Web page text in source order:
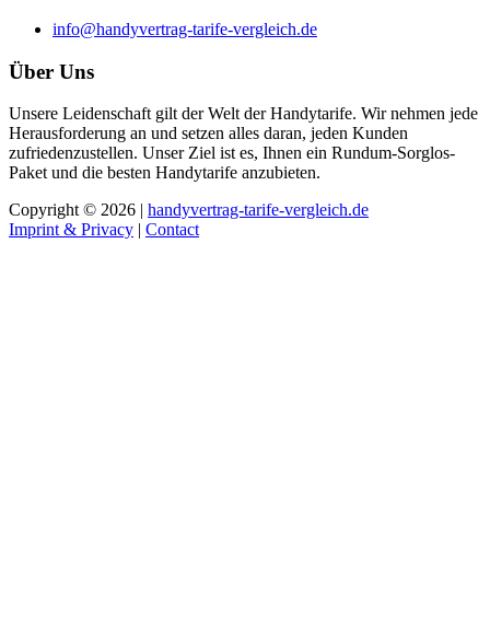
info@handyvertrag-tarife-vergleich.de
Über Uns
Unsere Leidenschaft gilt der Welt der Handytarife. Wir nehmen jede
Herausforderung an und setzen alles daran, jeden Kunden
zufriedenzustellen. Unser Ziel ist es, Ihnen ein Rundum-Sorglos-
Paket und die besten Handytarife anzubieten.
Copyright © 2026 | handyvertrag-tarife-vergleich.de
Imprint & Privacy | Contact